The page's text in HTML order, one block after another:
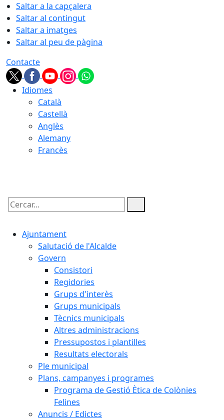
Saltar a la capçalera
Saltar al contingut
Saltar a imatges
Saltar al peu de pàgina
Contacte
Idiomes
Català
Castellà
Anglès
Alemany
Francès
Cercar:
Ajuntament
Salutació de l'Alcalde
Govern
Consistori
Regidories
Grups d'interès
Grups municipals
Tècnics municipals
Altres administracions
Pressupostos i plantilles
Resultats electorals
Ple municipal
Plans, campanyes i programes
Programa de Gestió Ètica de Colònies
Felines
Anuncis / Edictes